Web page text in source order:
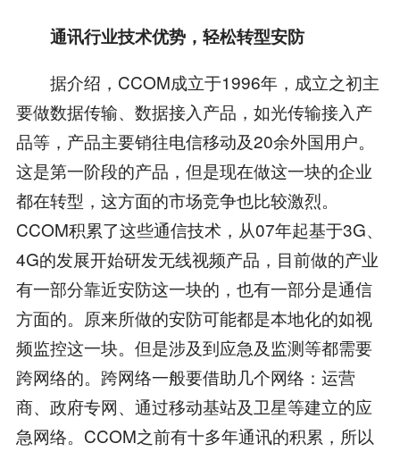
通讯行业技术优势，轻松转型安防
据介绍，CCOM成立于1996年，成立之初主
要做数据传输、数据接入产品，如光传输接入产
品等，产品主要销往电信移动及20余外国用户。
这是第一阶段的产品，但是现在做这一块的企业
都在转型，这方面的市场竞争也比较激烈。
CCOM积累了这些通信技术，从07年起基于3G、
4G的发展开始研发无线视频产品，目前做的产业
有一部分靠近安防这一块的，也有一部分是通信
方面的。原来所做的安防可能都是本地化的如视
频监控这一块。但是涉及到应急及监测等都需要
跨网络的。跨网络一般要借助几个网络：运营
商、政府专网、通过移动基站及卫星等建立的应
急网络。CCOM之前有十多年通讯的积累，所以